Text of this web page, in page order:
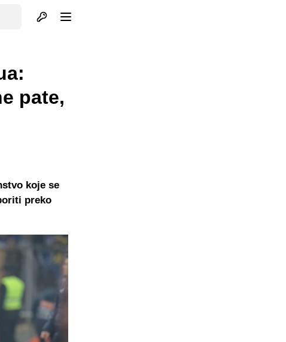
Otvori profil
pate,
koje se
preko